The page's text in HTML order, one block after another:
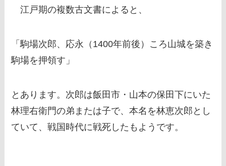
江戸期の複数古文書によると、
「駒場次郎、応永（1400年前後）ころ山城を築き
駒場を押領す」
とあります。次郎は飯田市・山本の保田下にいた
林理右衛門の弟または子で、本名を林恵次郎とし
ていて、戦国時代に戦死したもようです。